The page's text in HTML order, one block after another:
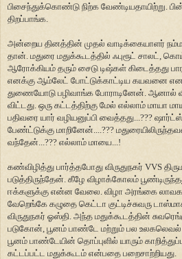
பிசைந்துக்கொண்டு நிற்க வேண்டியதாயிற்று.
திறப்பாங்க.
அன்றைய தினத்தின் முதல் வாடிக்கையாளர்
தான். மதுரை மதுக்கூடத்தில் ஃபுரூட் சாலட்,
ஆரோக்கியம் தரும் சைடு டிஷ்கள் கிடைத்தது
எனக்கு ஆம்லேட் போட்டுக்காட்டிய கயவனை
துணையோடு பழிவாங்க போராடினேன். ஆனால்
விட்டது. ஒரு கட்டத்திற்கு மேல் எல்லாம் மாயா
பதிவரை யார் வழியனுப்பி வைத்தது...???
பேண்ட்டுக்கு மாறினேன்....???
வந்தேன்...??? எல்லாம் மாயை...!
கண்விழித்து பார்த்தபோது விருதுநகர் VVS
படுத்திருந்தேன். கீழே விழாக்கோலம்
ஈக்களுக்கு என்ன வேலை. விழா அரங்கை
வேறெங்கே கழுதை கெட்டா குட்டிச்சுவரு
விருதுநகர் ஓஸ்தி. அந்த மதுக்கூடத்தின்
படுகோன், பூனம் பாண்டே மற்றும் பல உலகலெவல்
பூனம் பாண்டேயின் தொப்புளில் யாரும்
கட்டப்பட்ட மதுக்கூடம் என்பதை பறைசாற்றியது.